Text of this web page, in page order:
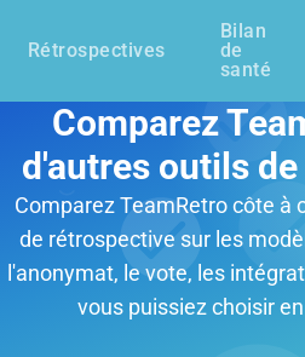
Rétrospectives
Bilan
de
santé
Comparez
d'autres outils
Comparez TeamRetro côte à
de rétrospective sur les
l'anonymat, le vote, les
vous puissiez choisir